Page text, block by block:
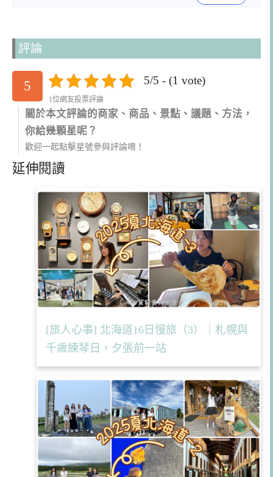
評論
5 5/5 - (1 vote)
1位網友投票評論
關於本文評論的商家、商品、景點、議題、方法，
你給幾顆星呢？
歡迎一起點擊星號參與評論唷！
延伸閱讀
[旅人心事] 北海道16日慢旅（3）｜札幌與
千歲練琴日，夕張前一站